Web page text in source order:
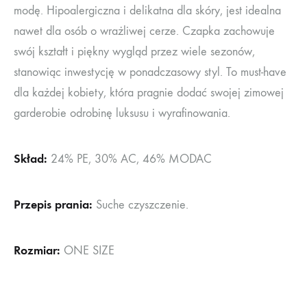
modę. Hipoalergiczna i delikatna dla skóry, jest idealna
nawet dla osób o wrażliwej cerze. Czapka zachowuje
swój kształt i piękny wygląd przez wiele sezonów,
stanowiąc inwestycję w ponadczasowy styl. To must-have
dla każdej kobiety, która pragnie dodać swojej zimowej
garderobie odrobinę luksusu i wyrafinowania.
Skład: 24% PE, 30% AC, 46% MODAC
Przepis prania: Suche czyszczenie.
Rozmiar: ONE SIZE